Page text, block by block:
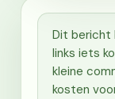
Dit bericht
links iets
kleine
kosten